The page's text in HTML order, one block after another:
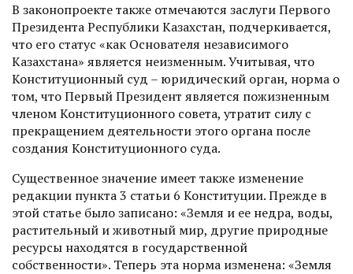
В законопроекте также отмечаются заслуги Первого
Президента Республики Казахстан, подчеркивается,
что его статус «как Основателя независимого
Казахстана» является неизменным. Учитывая, что
Конституционный суд – юридический орган, норма о
том, что Первый Президент является пожизненным
членом Конституционного совета, утратит силу с
прекращением деятельности этого органа после
создания Конституционного суда.
Существенное значение имеет также изменение
редакции пункта 3 статьи 6 Конституции. Прежде в
этой статье было записано: «Земля и ее недра, воды,
растительный и животный мир, другие природные
ресурсы находятся в государственной
собственности». Теперь эта норма изменена: «Земля